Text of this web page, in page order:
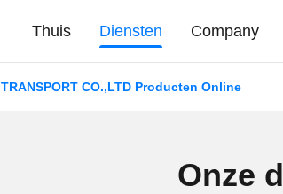
Thuis Diensten Company
CO.,LTD Producten Online
Onze d